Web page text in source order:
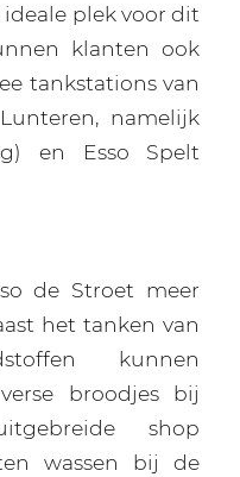
plek voor dit
klanten ook
tankstations van
namelijk
en Esso Spelt
de Stroet meer
het tanken van
kunnen
broodjes bij
shop
wassen bij de